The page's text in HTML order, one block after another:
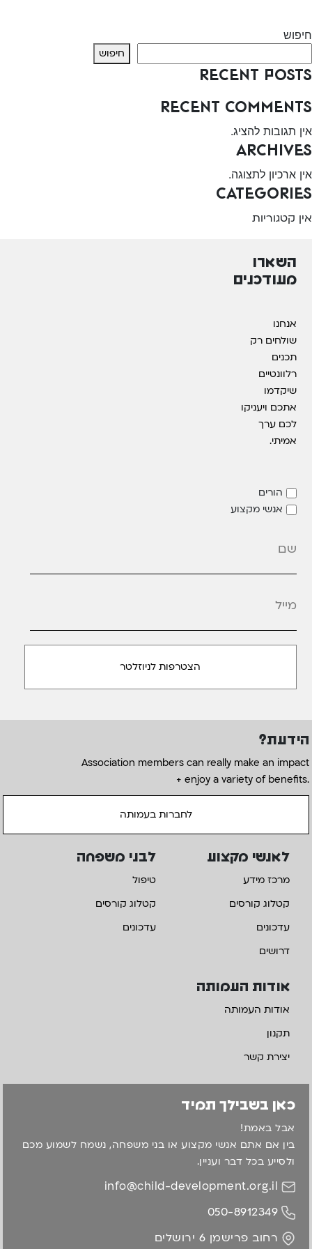
חיפוש
חיפוש
Recent Posts
Recent Comments
אין תגובות להציג.
Archives
אין ארכיון לתצוגה.
Categories
אין קטגוריות
השארו
מעודכנים
אנחנו
שולחים רק
תכנים
רלוונטיים
שיקדמו
אתכם ויעניקו
לכם ערך
אמיתי.
הורים
אנשי מקצוע
הידעת?
Association members can really make an impact
+ enjoy a variety of benefits.
לחברות בעמותה
אודות העמותה
אודות העמותה
תקנון
יצירת קשר
לאנשי מקצוע
מרכז מידע
קטלוג קורסים
עדכונים
דרושים
לבני משפחה
טיפול
קטלוג קורסים
עדכונים
כאן בשבילך תמיד
אבל באמת!
בין אם אתם אנשי מקצוע או בני משפחה, נשמח לשמוע מכם
ולסייע בכל דבר ועניין.
info@child-development.org.il
050-8912349
רחוב פרישמן 6 ירושלים